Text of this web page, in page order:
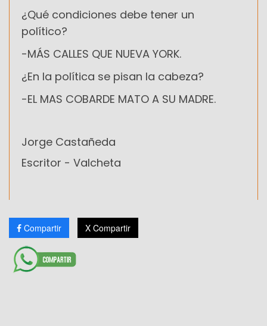
¿Qué condiciones debe tener un
político?
-MÁS CALLES QUE NUEVA YORK.
¿En la política se pisan la cabeza?
-EL MAS COBARDE MATO A SU MADRE.
Jorge Castañeda
Escritor - Valcheta
Compartir X Compartir